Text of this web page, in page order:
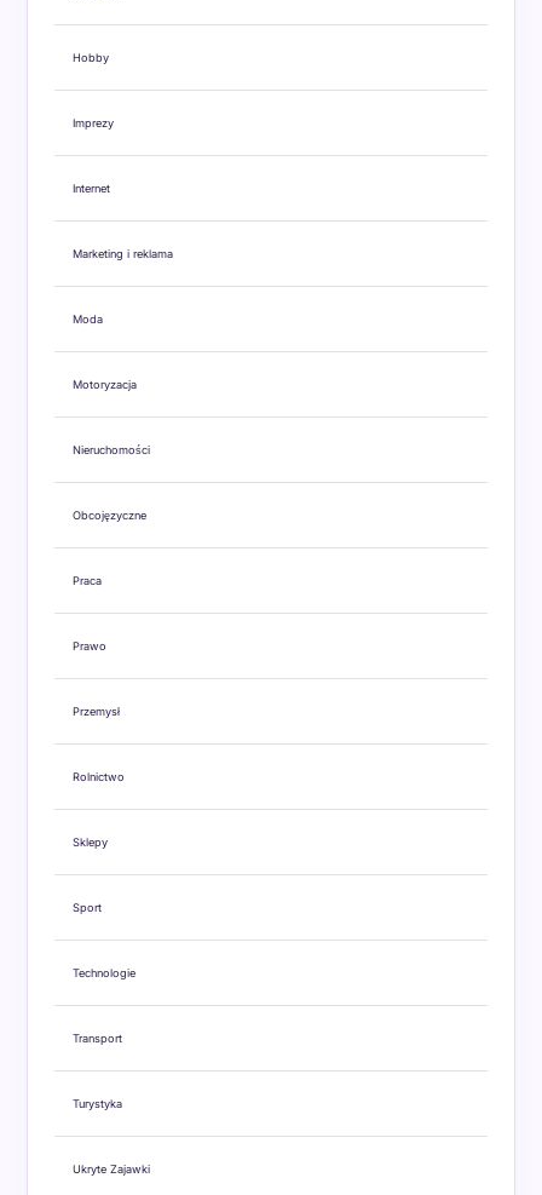
Hobby
Imprezy
Internet
Marketing i reklama
Moda
Motoryzacja
Nieruchomości
Obcojęzyczne
Praca
Prawo
Przemysł
Rolnictwo
Sklepy
Sport
Technologie
Transport
Turystyka
Ukryte Zajawki